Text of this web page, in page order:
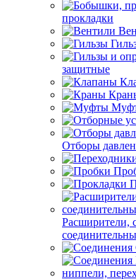
прокладки
защитные
Отборы
Расширители,